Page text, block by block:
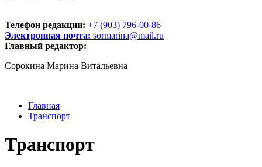
Телефон редакции: +7 (903) 796-00-86
Электронная почта: sormarina@mail.ru
Главный редактор:
Сорокина Марина Витальевна
Главная
Транспорт
Транспорт